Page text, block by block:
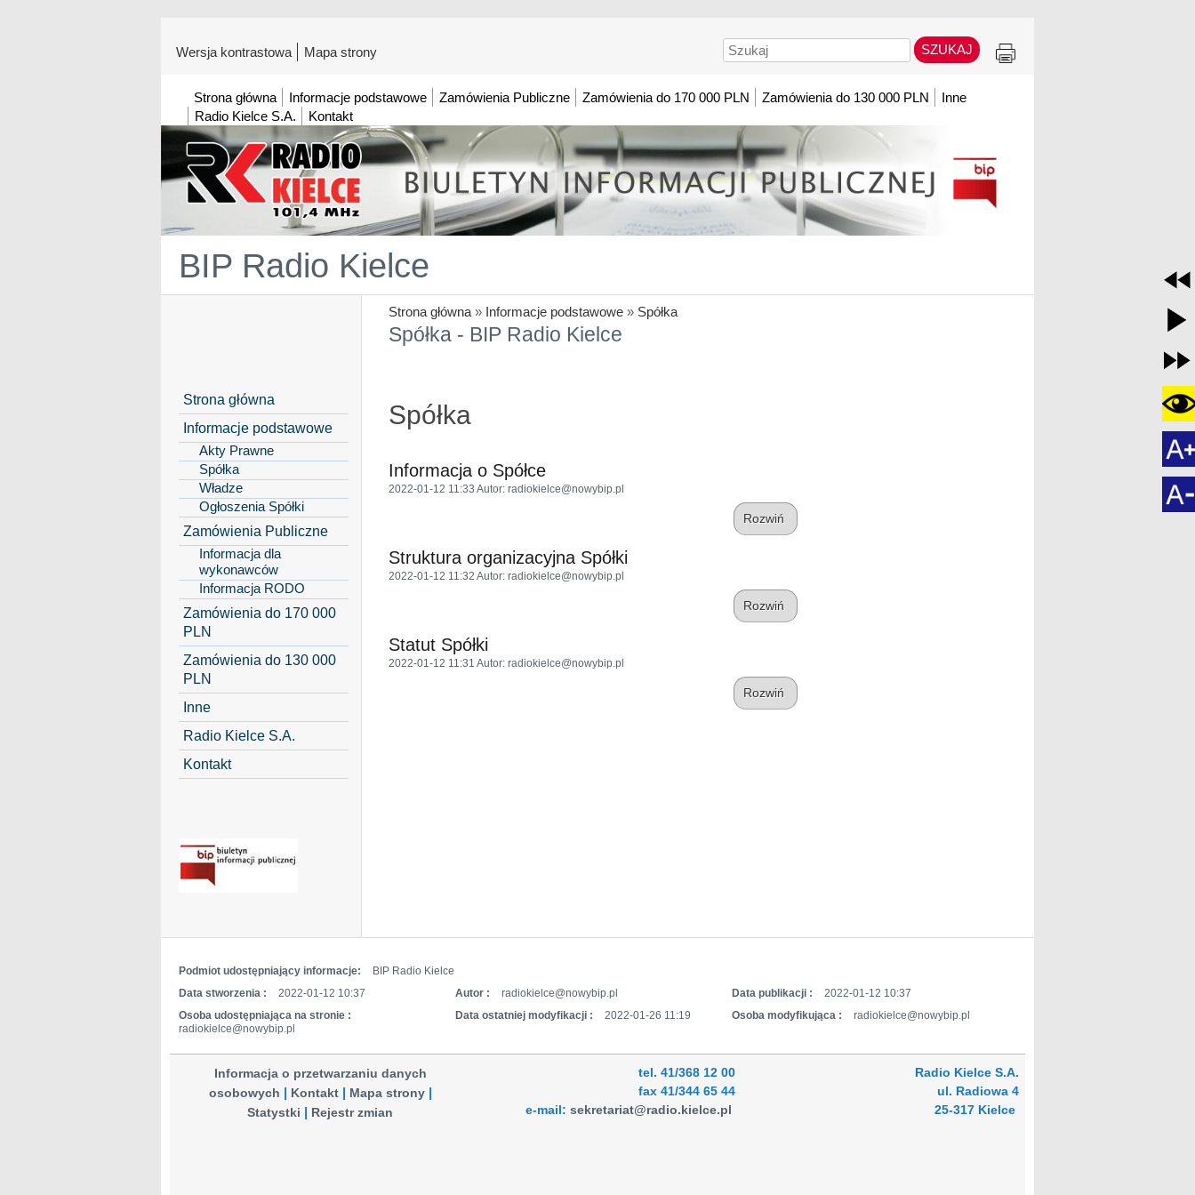
Wersja kontrastowa Mapa strony Szukaj
Strona główna Informacje podstawowe Zamówienia Publiczne Zamówienia do 170 000 PLN Zamówienia do 130 000 PLN
Inne
Radio Kielce S.A.
Kontakt
BIP Radio Kielce
Strona główna » Informacje podstawowe » Spółka
Spółka - BIP Radio Kielce
Strona główna
Informacje podstawowe
Akty Prawne
Spółka
Władze
Ogłoszenia Spółki
Zamówienia Publiczne
Informacja dla
wykonawców
Informacja RODO
Zamówienia do 170 000
PLN
Zamówienia do 130 000
PLN
Inne
Radio Kielce S.A.
Kontakt
Spółka
Informacja o Spółce
2022-01-12 11:33 Autor: radiokielce@nowybip.pl
Rozwiń
Struktura organizacyjna Spółki
2022-01-12 11:32 Autor: radiokielce@nowybip.pl
Rozwiń
Statut Spółki
2022-01-12 11:31 Autor: radiokielce@nowybip.pl
Rozwiń
Podmiot udostępniający informacje:
BIP Radio Kielce
Data stworzenia :
2022-01-12 10:37 Autor : radiokielce@nowybip.pl Data publikacji :
2022-01-12 10:37
Osoba udostępniająca na stronie :
radiokielce@nowybip.pl
Data ostatniej modyfikacji : 2022-01-26 11:19 Osoba modyfikująca : radiokielce@nowybip.pl
Informacja o przetwarzaniu danych
osobowych
Kontakt
Mapa strony
Statystki
Rejestr zmian
tel. 41/368 12 00
fax 41/344 65 44
e-mail:sekretariat@radio.kielce.pl
Radio Kielce S.A.
ul. Radiowa 4
25-317 Kielce